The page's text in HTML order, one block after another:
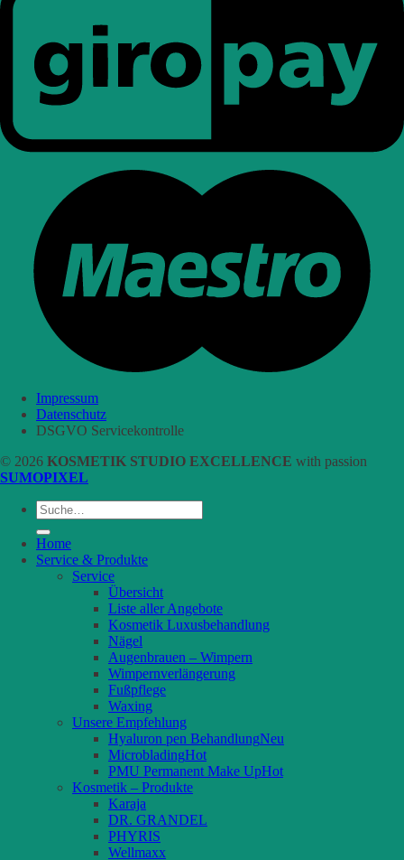
Impressum
Datenschutz
DSGVO Servicekontrolle
© 2026 KOSMETIK STUDIO EXCELLENCE with passion
SUMOPIXEL
Suche
nach:
Home
Service & Produkte
Service
Übersicht
Liste aller Angebote
Kosmetik Luxusbehandlung
Nägel
Augenbrauen – Wimpern
Wimpernverlängerung
Fußpflege
Waxing
Unsere Empfehlung
Hyaluron pen Behandlung
Microblading
PMU Permanent Make Up
Kosmetik – Produkte
Karaja
DR. GRANDEL
PHYRIS
Wellmaxx